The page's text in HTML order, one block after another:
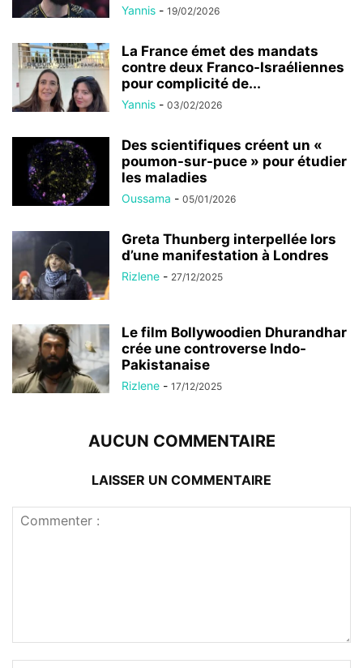
Yannis - 19/02/2026
La France émet des mandats
contre deux Franco-Israéliennes
pour complicité de...
Yannis - 03/02/2026
Des scientifiques créent un «
poumon-sur-puce » pour étudier
les maladies
Oussama - 05/01/2026
Greta Thunberg interpellée lors
d’une manifestation à Londres
Rizlene - 27/12/2025
Le film Bollywoodien Dhurandhar
crée une controverse Indo-
Pakistanaise
Rizlene - 17/12/2025
AUCUN COMMENTAIRE
LAISSER UN COMMENTAIRE